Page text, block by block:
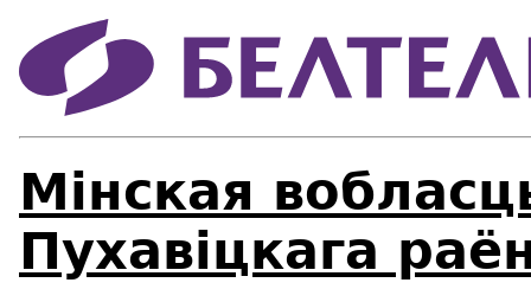
Мінская
Пухавіцкага